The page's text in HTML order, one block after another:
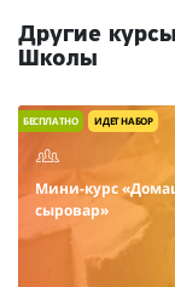
Другие
Школы
БЕСПЛАТНО ИДЕТ НАБОР
Мини-курс
сыровар»